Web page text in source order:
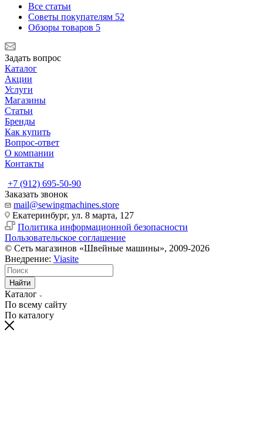
Все статьи
Советы покупателям 52
Обзоры товаров 5
Задать вопрос
Каталог
Акции
Услуги
Магазины
Статьи
Бренды
Как купить
Вопрос-ответ
О компании
Контакты
+7 (912) 695-50-90
Заказать звонок
mail@sewingmachines.store
Екатеринбург, ул. 8 марта, 127
Политика информационной безопасности
Пользовательское соглашение
© Сеть магазинов «Швейные машины», 2009-2026
Внедрение: Viasite
Найти
Каталог
По всему сайту
По каталогу